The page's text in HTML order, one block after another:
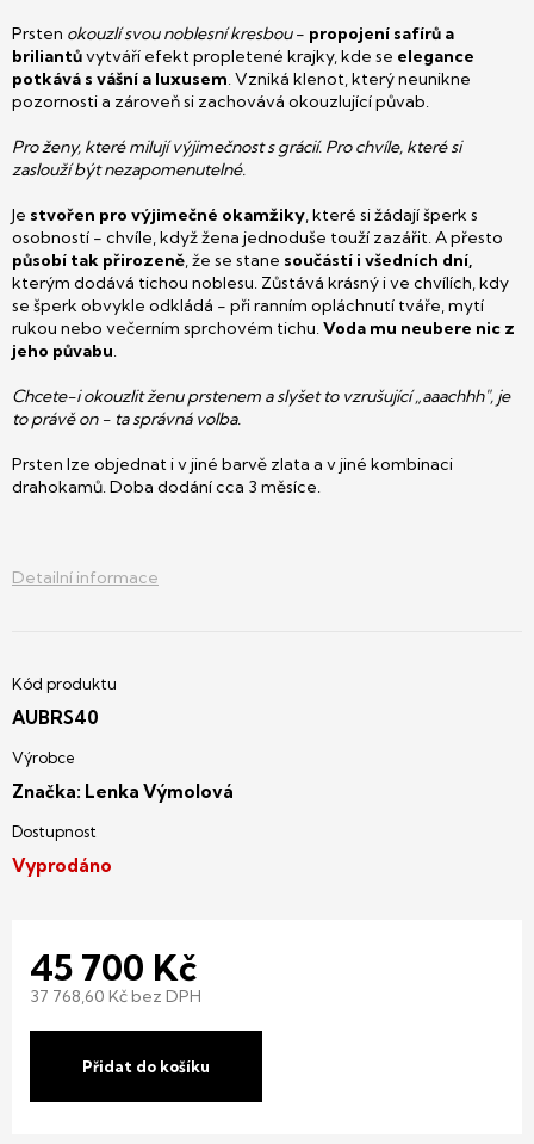
45 700 Kč
37 768,60 Kč bez DPH
Přidat do košíku
Prsten okouzlí svou noblesní kresbou- propojení safírů a
briliantůvytváří efekt propletené krajky, kde se elegance
potkává s vášní a luxusem. Vzniká klenot, který neunikne
pozornosti a zároveň si zachovává okouzlující půvab.
Pro ženy, které milují výjimečnost s grácií. Pro chvíle, které si
zaslouží být nezapomenutelné.
Je stvořen pro výjimečné okamžiky, které si žádají šperk s
osobností - chvíle, když žena jednoduše touží zazářit. A přesto
působí tak přirozeně, že se stane součástí i všedních dní,
kterým dodává tichou noblesu. Zůstává krásný i ve chvílích, kdy
se šperk obvykle odkládá - při ranním opláchnutí tváře, mytí
rukou nebo večerním sprchovém tichu.Voda mu neubere nic z
jeho půvabu.
Chcete-i okouzlit ženu prstenem a slyšet to vzrušující „aaachhh", je
to právě on - ta správná volba.
Prsten lze objednat i v jiné barvě zlata a v jiné kombinaci
drahokamů. Doba dodání cca 3 měsíce.
Detailní informace
AUBRS40
Značka: Lenka Výmolová
Vyprodáno